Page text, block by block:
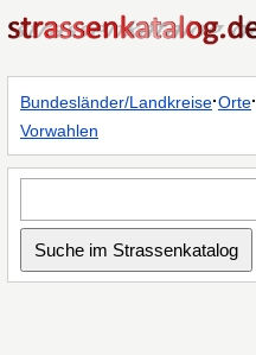
Bundesländer/Landkreise·Orte·
Vorwahlen